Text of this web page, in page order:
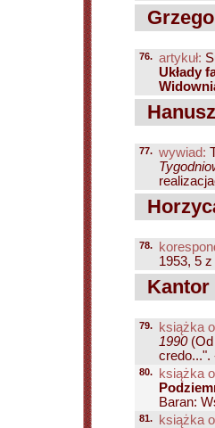
76. artykuł:
Układy
77. wywiad:
78.
1953, 5
Kantor
79.
książka
1990
credo...".
80.
książka
Baran:
81.
książka